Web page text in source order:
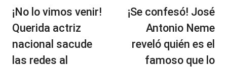
de
entradas
¡No lo vimos venir!
Querida actriz
nacional sacude
las redes al
¡Se confesó! José
Antonio Neme
reveló quién es el
famoso que lo